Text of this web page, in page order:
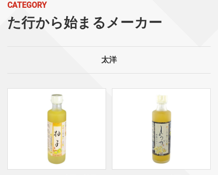
CATEGORY
た行から始まるメーカー
太洋